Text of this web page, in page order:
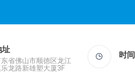
址
东省佛山市顺德区龙江
龙路新雄塑大厦3F
时间